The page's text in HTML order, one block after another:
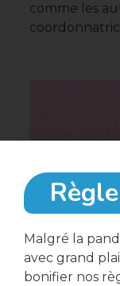
comme les
Malgré la
avec grand
bonifier nos